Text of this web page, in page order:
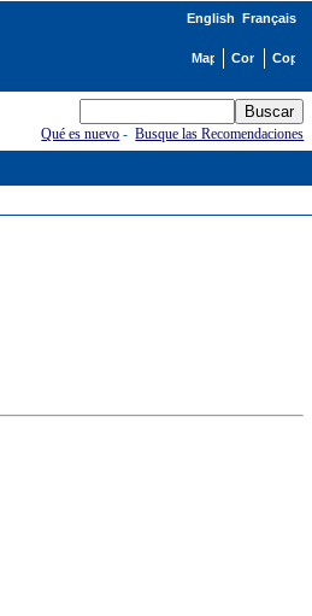
English Français
Qué es nuevo -Busque las Recomendaciones